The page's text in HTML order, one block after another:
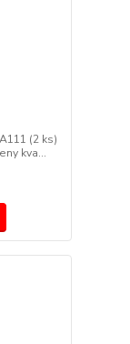
(2 ks)
kva...